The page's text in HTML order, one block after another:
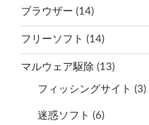
ブラウザー (14)
フリーソフト (14)
マルウェア駆除 (13)
フィッシングサイト (3)
迷惑ソフト (6)